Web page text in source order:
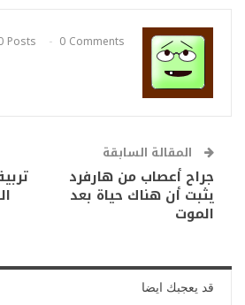
Posts 0 Comments
المقالة السابقة
جراح أعصاب من هارفرد
يثبت أن هناك حياة بعد
الموت
قد يعجبك ايضا